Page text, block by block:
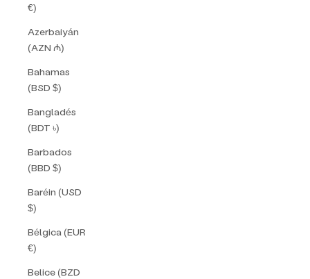
€)
Azerbaiyán
(AZN ₼)
Bahamas
(BSD $)
Bangladés
(BDT ৳)
Barbados
(BBD $)
Baréin (USD
$)
Bélgica (EUR
€)
Belice (BZD